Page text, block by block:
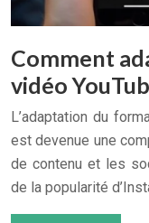
Comment
vidéo
L’adaptation du
est devenue une
de contenu et les
de la popularité